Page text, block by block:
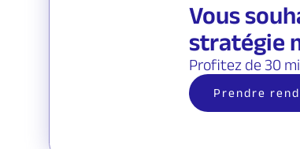
Vous
stratégie
Profitez de 30
Prendre